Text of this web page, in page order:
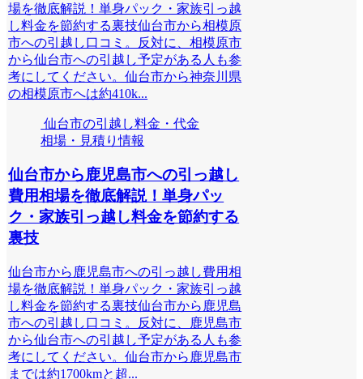
場を徹底解説！単身パック・家族引っ越
し料金を節約する裏技仙台市から相模原
市への引越し口コミ。反対に、相模原市
から仙台市への引越し予定がある人も参
考にしてください。仙台市から神奈川県
の相模原市へは約410k...
仙台市の引越し料金・代金
相場・見積り情報
仙台市から鹿児島市への引っ越し
費用相場を徹底解説！単身パッ
ク・家族引っ越し料金を節約する
裏技
仙台市から鹿児島市への引っ越し費用相
場を徹底解説！単身パック・家族引っ越
し料金を節約する裏技仙台市から鹿児島
市への引越し口コミ。反対に、鹿児島市
から仙台市への引越し予定がある人も参
考にしてください。仙台市から鹿児島市
までは約1700kmと超...